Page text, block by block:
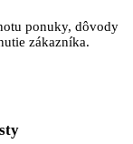
ponuky, dôvody
zákazníka.